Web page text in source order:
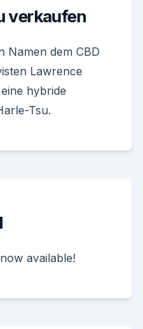
verkaufen
Namen dem CBD
Lawrence
hybride
Tsu.
available!